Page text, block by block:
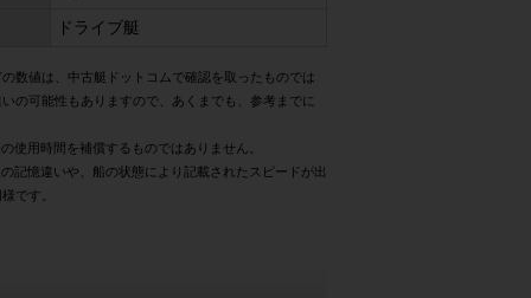
ドライブ艇
数値は、中古艇ドットコムで確認を取ったものでは
の可能性もありますので、あくまでも、参考までに
使用時間を補償するものではありません。
記憶違いや、船の状態により記載されたスピードが出
です。